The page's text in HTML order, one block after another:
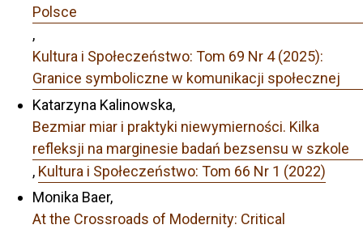
Polsce
,
Kultura i Społeczeństwo: Tom 69 Nr 4 (2025):
Granice symboliczne w komunikacji społecznej
Katarzyna Kalinowska,
Bezmiar miar i praktyki niewymierności. Kilka
refleksji na marginesie badań bezsensu w szkole
, Kultura i Społeczeństwo: Tom 66 Nr 1 (2022)
Monika Baer,
At the Crossroads of Modernity: Critical